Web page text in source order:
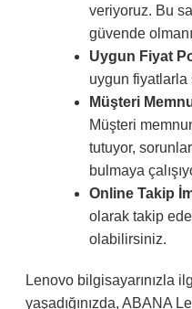
veriyoruz. Bu
güvende
Uygun Fiyat
uygun fiyatlarla
Müşteri
Müşteri
tutuyor,
bulmaya
Online Takip
olarak takip
olabilirsiniz.
Lenovo bilgisayarınızla
yaşadığınızda, ABANA